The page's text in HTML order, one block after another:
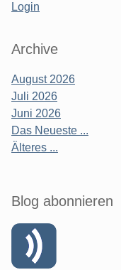
Login
Archive
August 2026
Juli 2026
Juni 2026
Das Neueste ...
Älteres ...
Blog abonnieren